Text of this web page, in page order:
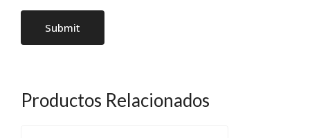
Productos Relacionados